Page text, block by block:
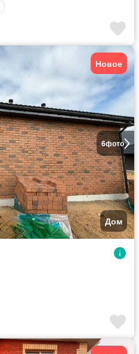
6фото
Новое
Дом